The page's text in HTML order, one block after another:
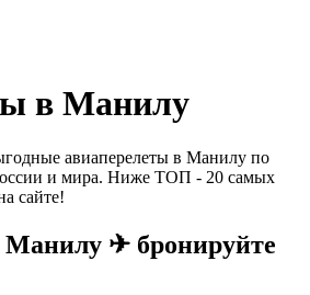
в Манилу
авиаперелеты в Манилу по
и мира. Ниже ТОП - 20 самых
сайте!
✈ бронируйте